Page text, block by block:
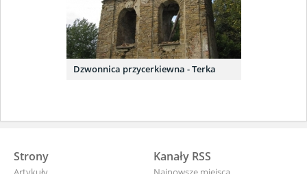
Dzwonnica przycerkiewna - Terka
Strony Kanały RSS